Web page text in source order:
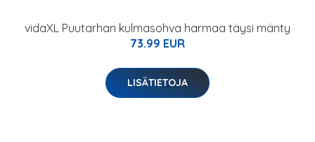
vidaXL Puutarhan kulmasohva harmaa täysi mänty
73.99 EUR
LISÄTIETOJA